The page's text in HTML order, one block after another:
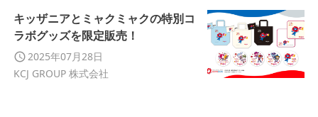
キッザニアとミャクミャクの特別コ
ラボグッズを限定販売！
2025年07月28日
KCJ GROUP 株式会社